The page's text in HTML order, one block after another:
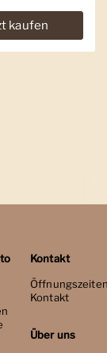
kaufen
Kontakt
Kontakt
Über uns